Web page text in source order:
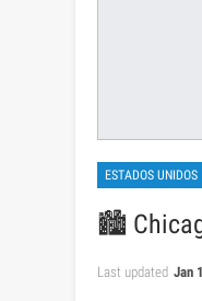
ESTADOS UNIDOS
🏙️
Last updated Jan